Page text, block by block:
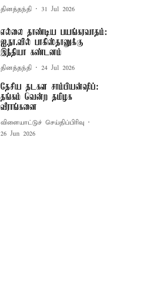
தினத்தந்தி 31 Jul 2026
எல்லை தாண்டிய பயங்கரவாதம்:
ஐ.நா.வில் பாகிஸ்தானுக்கு
இந்தியா கண்டனம்
தினத்தந்தி 24 Jul 2026
தேசிய தடகள சாம்பியன்ஷிப்:
தங்கம் வென்ற தமிழக
வீராங்கனை
விளையாட்டுச் செய்திப்பிரிவு
26 Jun 2026